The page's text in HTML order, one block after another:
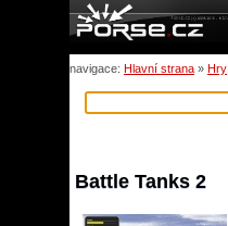
navigace: Hlavní strana » Hry
Battle Tanks 2